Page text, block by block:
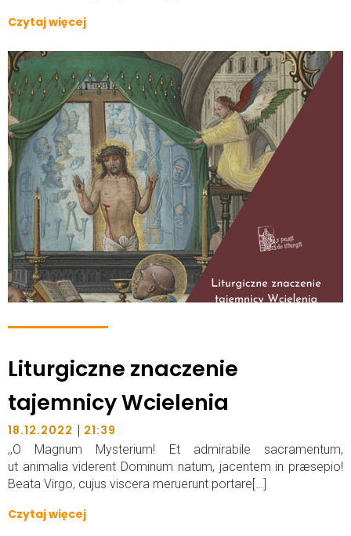
Czytaj więcej
Liturgiczne znaczenie
tajemnicy Wcielenia
18.12.2022 | 21:39
,,O Magnum Mysterium! Et admirabile sacramentum,
ut animalia viderent Dominum natum, jacentem in præsepio!
Beata Virgo, cujus viscera meruerunt portare[…]
Czytaj więcej